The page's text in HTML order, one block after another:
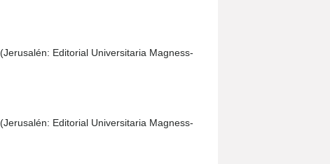
(Jerusalén: Editorial Universitaria Magness-
(Jerusalén: Editorial Universitaria Magness-